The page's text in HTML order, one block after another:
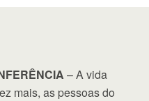
– A vida
mais, as pessoas do